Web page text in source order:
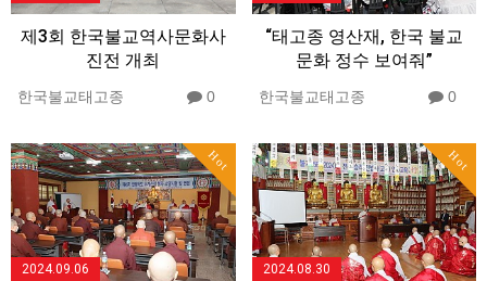
제3회 한국불교역사문화사
진전 개최
한국불교태고종 0
“태고종 영산재, 한국 불교
문화 정수 보여줘”
한국불교태고종 0
Hot
2024.09.06
Hot
2024.08.30